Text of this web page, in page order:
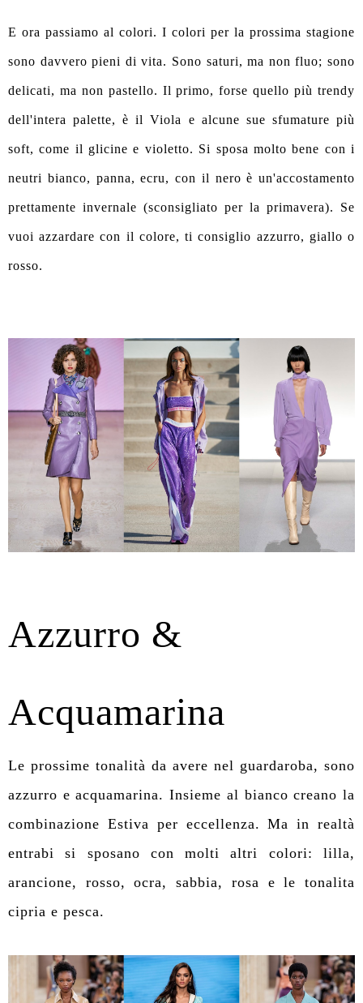
E ora passiamo al colori. I colori per la prossima stagione
sono davvero pieni di vita. Sono saturi, ma non fluo; sono
delicati, ma non pastello. Il primo, forse quello più trendy
dell'intera palette, è il Viola e alcune sue sfumature più
soft, come il glicine e violetto. Si sposa molto bene con i
neutri bianco, panna, ecru, con il nero è un'accostamento
prettamente invernale (sconsigliato per la primavera). Se
vuoi azzardare con il colore, ti consiglio azzurro, giallo o
rosso.
Azzurro &
Acquamarina
Le prossime tonalità da avere nel guardaroba, sono
azzurro e acquamarina. Insieme al bianco creano la
combinazione Estiva per eccellenza. Ma in realtà
entrabi si sposano con molti altri colori: lilla,
arancione, rosso, ocra, sabbia, rosa e le tonalita
cipria e pesca.